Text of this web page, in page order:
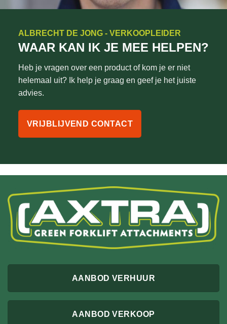
ALBRECHT DE JONG - VERKOOPLEIDER
WAAR KAN IK JE MEE HELPEN?
Heb je vragen over een product of kom je er niet
helemaal uit? Ik help je graag en geef je het juiste
advies.
VRIJBLIJVEND CONTACT
AANBOD VERHUUR
AANBOD VERKOOP